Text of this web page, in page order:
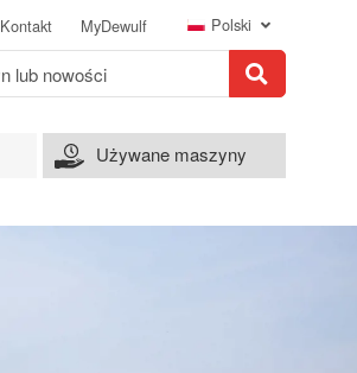
Kontakt MyDewulf Polski
Używane maszyny